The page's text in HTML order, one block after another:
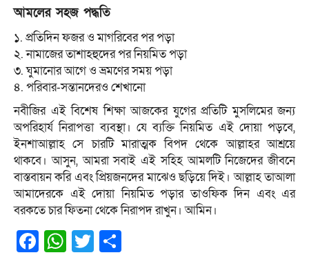
আমলের সহজ পদ্ধতি
১. প্রতিদিন ফজর ও মাগরিবের পর পড়া
২. নামাজের তাশাহহুদের পর নিয়মিত পড়া
৩. ঘুমানোর আগে ও ভ্রমণের সময় পড়া
৪. পরিবার-সন্তানদেরও শেখানো
নবীজির এই বিশেষ শিক্ষা আজকের যুগের প্রতিটি মুসলিমের জন্য
অপরিহার্য নিরাপত্তা ব্যবস্থা। যে ব্যক্তি নিয়মিত এই দোয়া পড়বে,
ইনশাআল্লাহ সে চারটি মারাত্মক বিপদ থেকে আল্লাহর আশ্রয়ে
থাকবে। আসুন, আমরা সবাই এই সহিহ আমলটি নিজেদের জীবনে
বাস্তবায়ন করি এবং প্রিয়জনদের মাঝেও ছড়িয়ে দিই। আল্লাহ তাআলা
আমাদেরকে এই দোয়া নিয়মিত পড়ার তাওফিক দিন এবং এর
বরকতে চার ফিতনা থেকে নিরাপদ রাখুন। আমিন।
Facebook
WhatsApp
Twitter